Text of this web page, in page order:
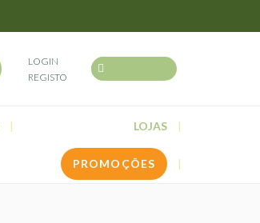
LOGIN
REGISTO
LOJAS
PROMOÇÕES